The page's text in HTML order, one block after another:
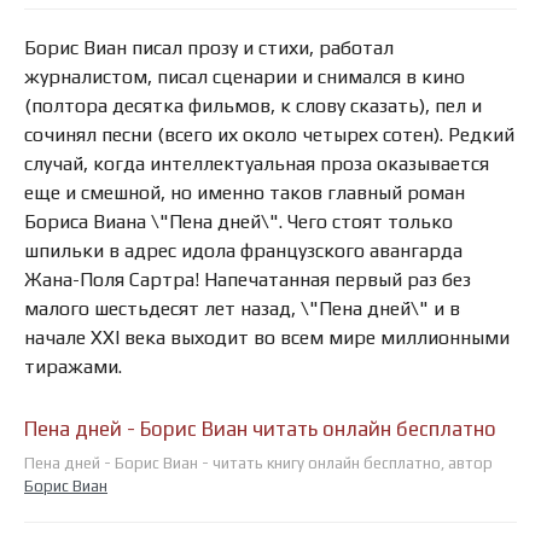
Борис Виан писал прозу и стихи, работал
журналистом, писал сценарии и снимался в кино
(полтора десятка фильмов, к слову сказать), пел и
сочинял песни (всего их около четырех сотен). Редкий
случай, когда интеллектуальная проза оказывается
еще и смешной, но именно таков главный роман
Бориса Виана \"Пена дней\". Чего стоят только
шпильки в адрес идола французского авангарда
Жана-Поля Сартра! Напечатанная первый раз без
малого шестьдесят лет назад, \"Пена дней\" и в
начале XXI века выходит во всем мире миллионными
тиражами.
Пена дней - Борис Виан читать онлайн бесплатно
Пена дней - Борис Виан - читать книгу онлайн бесплатно, автор
Борис Виан